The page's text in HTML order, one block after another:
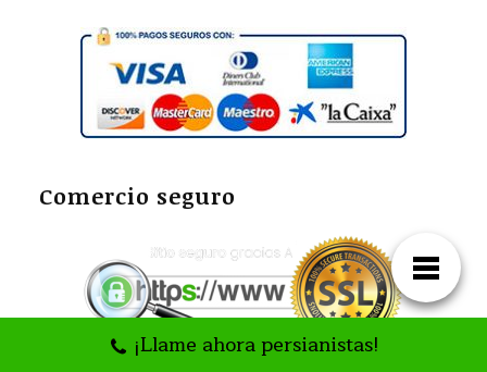
Comercio seguro
¡Llame ahora persianistas!